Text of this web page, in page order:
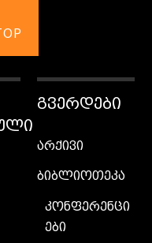
ᲒᲕᲔᲠᲓᲔᲑᲘ
არქივი
ბიბლიოთეკა
კონფერენცი
ები